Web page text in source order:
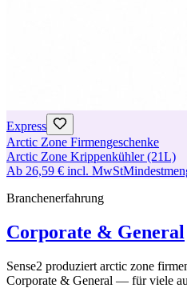
Express
Arctic Zone Firmengeschenke
Arctic Zone Krippenkühler (21L)
Ab 26,59 € incl. MwSt
Branchenerfahrung
Corporate & General
Sense2 produziert arctic zone
Corporate & General — für viele